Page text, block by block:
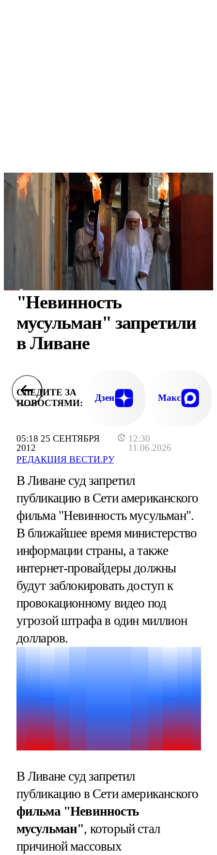
05:18 25 СЕНТЯБРЯ
2012
12:30
11.06.2026
РЕДАКЦИЯ ВЕСТИ.РУ
"Невинность
мусульман" запретили
в Ливане
СЛЕДИТЕ ЗА
НОВОСТЯМИ:
Дзен Макс
В Ливане суд запретил
публикацию в Сети американского
фильма "Невинность мусульман".
В ближайшее время министерство
информации страны, а также
интернет-провайдеры должны
будут заблокировать доступ к
провокационному видео под
угрозой штрафа в один миллион
долларов.
В Ливане суд запретил
публикацию в Сети американского
фильма "Невинность
мусульман", который стал
причиной массовых